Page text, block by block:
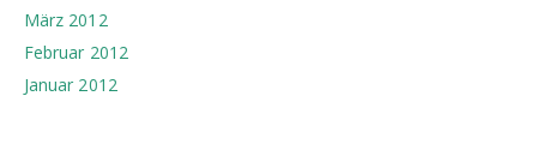
März 2012
Februar 2012
Januar 2012